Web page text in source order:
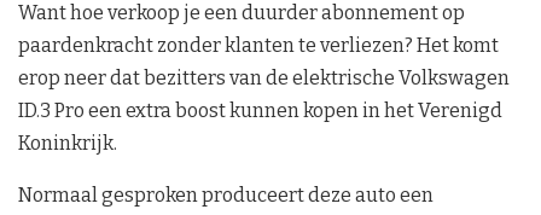
Want hoe verkoop je een duurder abonnement op
paardenkracht zonder klanten te verliezen? Het komt
erop neer dat bezitters van de elektrische Volkswagen
ID.3 Pro een extra boost kunnen kopen in het Verenigd
Koninkrijk.
Normaal gesproken produceert deze auto een